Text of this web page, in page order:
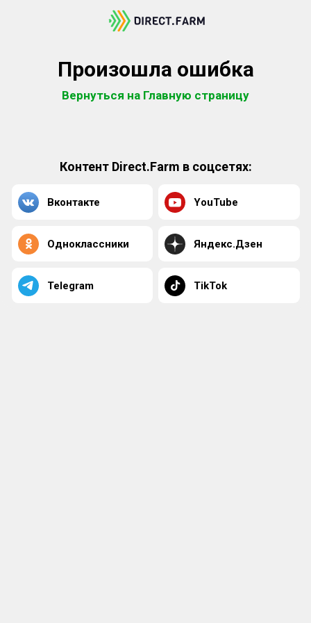
Произошла ошибка
Вернуться на Главную страницу
Контент Direct.Farm в соцсетях:
Вконтакте YouTube
Одноклассники Яндекс.Дзен
Telegram TikTok